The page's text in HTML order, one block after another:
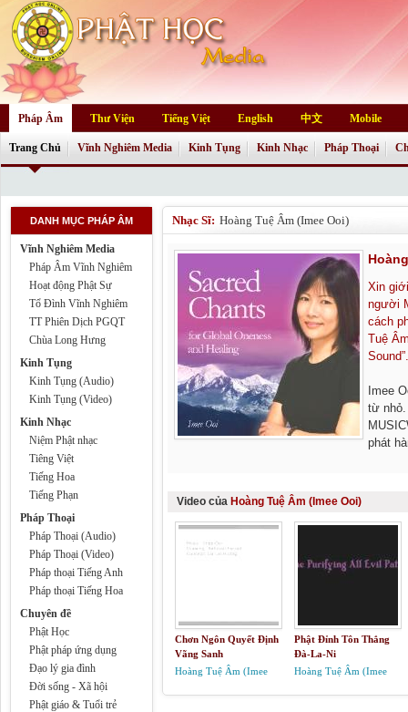
Pháp Âm Thư Viện Tiếng Việt English 中文 Mobile
Trang Chủ Vĩnh Nghiêm Media Kinh Tụng Kinh Nhạc Pháp Thoại
DANH MỤC PHÁP ÂM
Vĩnh Nghiêm Media
Pháp Âm Vĩnh Nghiêm
Hoạt động Phật Sự
Tổ Đình Vĩnh Nghiêm
TT Phiên Dịch PGQT
Chùa Long Hưng
Kinh Tụng
Kinh Tụng (Audio)
Kinh Tụng (Video)
Kinh Nhạc
Niệm Phật nhạc
Tiêng Việt
Tiếng Hoa
Tiếng Phạn
Pháp Thoại
Pháp Thoại (Audio)
Pháp Thoại (Video)
Pháp thoại Tiếng Anh
Pháp thoại Tiếng Hoa
Chuyên đề
Phật Học
Phật pháp ứng dụng
Đạo lý gia đình
Đời sống - Xã hội
Phật giáo & Tuổi trẻ
Nhạc Sĩ: Hoàng Tuệ Âm (Imee Ooi)
Xin
người
cách
Tuệ
Sound”.
Imee
từ nhỏ.
phát
Jayamangala Gatha... Imee nổi danh là vì
những lời kinh, bài kệ, câu chú kể cả việc
Hầu như trong những sự kiện Phật Giáo
Thương Yêu của cô.
Video của Hoàng Tuệ Âm (Imee Ooi)
Chơn Ngôn Quyết Định
Vãng Sanh
Hoàng Tuệ Âm (Imee
Phật Đỉnh Tôn Thắng
Đà-La-Ni
Hoàng Tuệ Âm (Imee